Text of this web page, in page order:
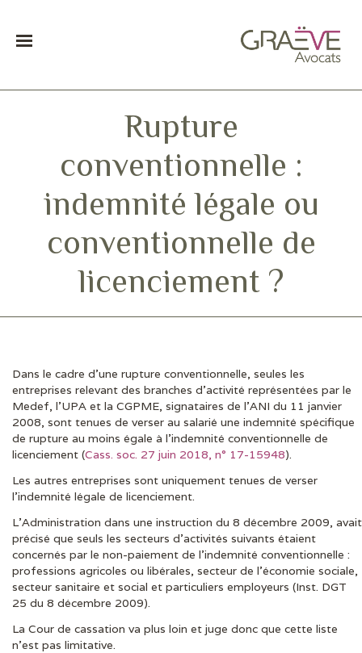
Rupture
conventionnelle :
indemnité légale ou
conventionnelle de
licenciement ?
Dans le cadre d’une rupture conventionnelle, seules les
entreprises relevant des branches d’activité représentées par le
Medef, l’UPA et la CGPME, signataires de l’ANI du 11 janvier
2008, sont tenues de verser au salarié une indemnité spécifique
de rupture au moins égale à l’indemnité conventionnelle de
licenciement (Cass. soc. 27 juin 2018, n° 17-15948).
Les autres entreprises sont uniquement tenues de verser
l’indemnité légale de licenciement.
L’Administration dans une instruction du 8 décembre 2009, avait
précisé que seuls les secteurs d’activités suivants étaient
concernés par le non-paiement de l’indemnité conventionnelle :
professions agricoles ou libérales, secteur de l’économie sociale,
secteur sanitaire et social et particuliers employeurs (Inst. DGT
25 du 8 décembre 2009).
La Cour de cassation va plus loin et juge donc que cette liste
n’est pas limitative.
DERNIÈRES ACTUS